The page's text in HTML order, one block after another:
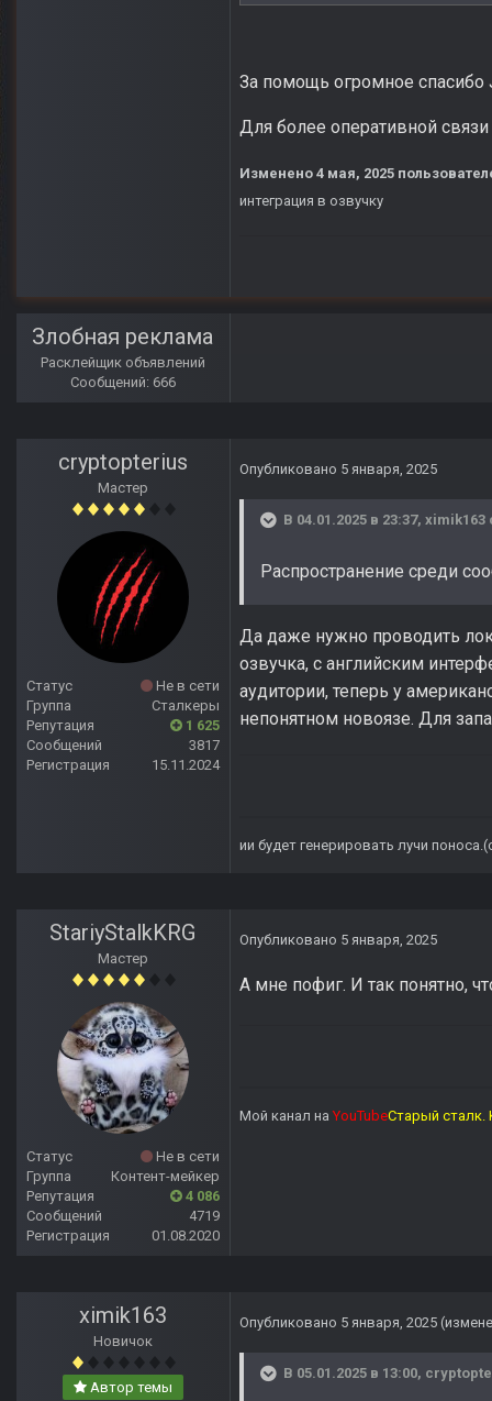
За помощь огромное
Для более оперативной
Изменено 4 мая, 2025
интеграция в озвучку
Злобная реклама
Расклейщик объявлений
Сообщений: 666
cryptopterius
Мастер
Статус
Не в сети
Группа
Сталкеры
Репутация
1 625
Сообщений
3817
Регистрация
15.11.2024
Опубликовано 5 января, 2025
В 04.01.2025 в 23:37, ximik163
Распространение среди
Да даже нужно проводить
озвучка, с английским
аудитории, теперь у
непонятном новоязе. Для
ии будет генерировать лучи
StariyStalkKRG
Мастер
Статус
Не в сети
Группа
Контент-мейкер
Репутация
4 086
Сообщений
4719
Регистрация
01.08.2020
Опубликовано 5 января, 2025
А мне пофиг. И так понятно,
Мой канал наYouTubeСтарый сталк.
ximik163
Новичок
Автор темы
Опубликовано 5 января, 2025
В 05.01.2025 в 13:00,